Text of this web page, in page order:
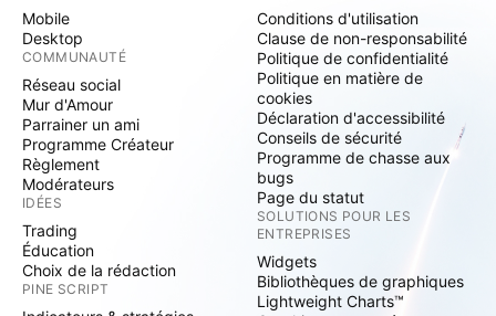
Mobile
Desktop
COMMUNAUTÉ
Réseau social
Mur d'Amour
Parrainer un ami
Programme Créateur
Règlement
Modérateurs
IDÉES
Trading
Éducation
Choix de la rédaction
PINE SCRIPT
Conditions d'utilisation
Clause de non-responsabilité
Politique de confidentialité
Politique en matière de
cookies
Déclaration d'accessibilité
Conseils de sécurité
Programme de chasse aux
bugs
Page du statut
SOLUTIONS POUR LES
ENTREPRISES
Widgets
Bibliothèques de graphiques
Lightweight Charts™